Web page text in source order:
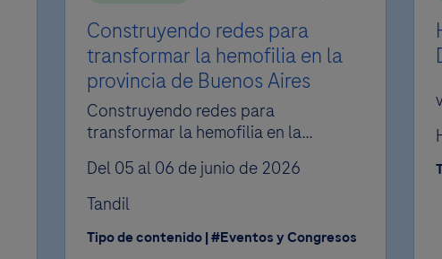
Construyendo redes para
transformar la hemofilia en la
provincia de Buenos Aires
Construyendo redes para
transformar la hemofilia en la
Del 05 al 06 de junio de 2026
Tandil
Tipo de contenido | #Eventos y Congresos
Agregar a mi calendario
Compartir
Twitter Facebook
WhatsApp
Estás dejando Diálogo
Roche
Accederás a contenido complementario que podría no ser
propiedad de Roche. De ser así, Roche no asume
Llegaste al límite de
contenidos guardados